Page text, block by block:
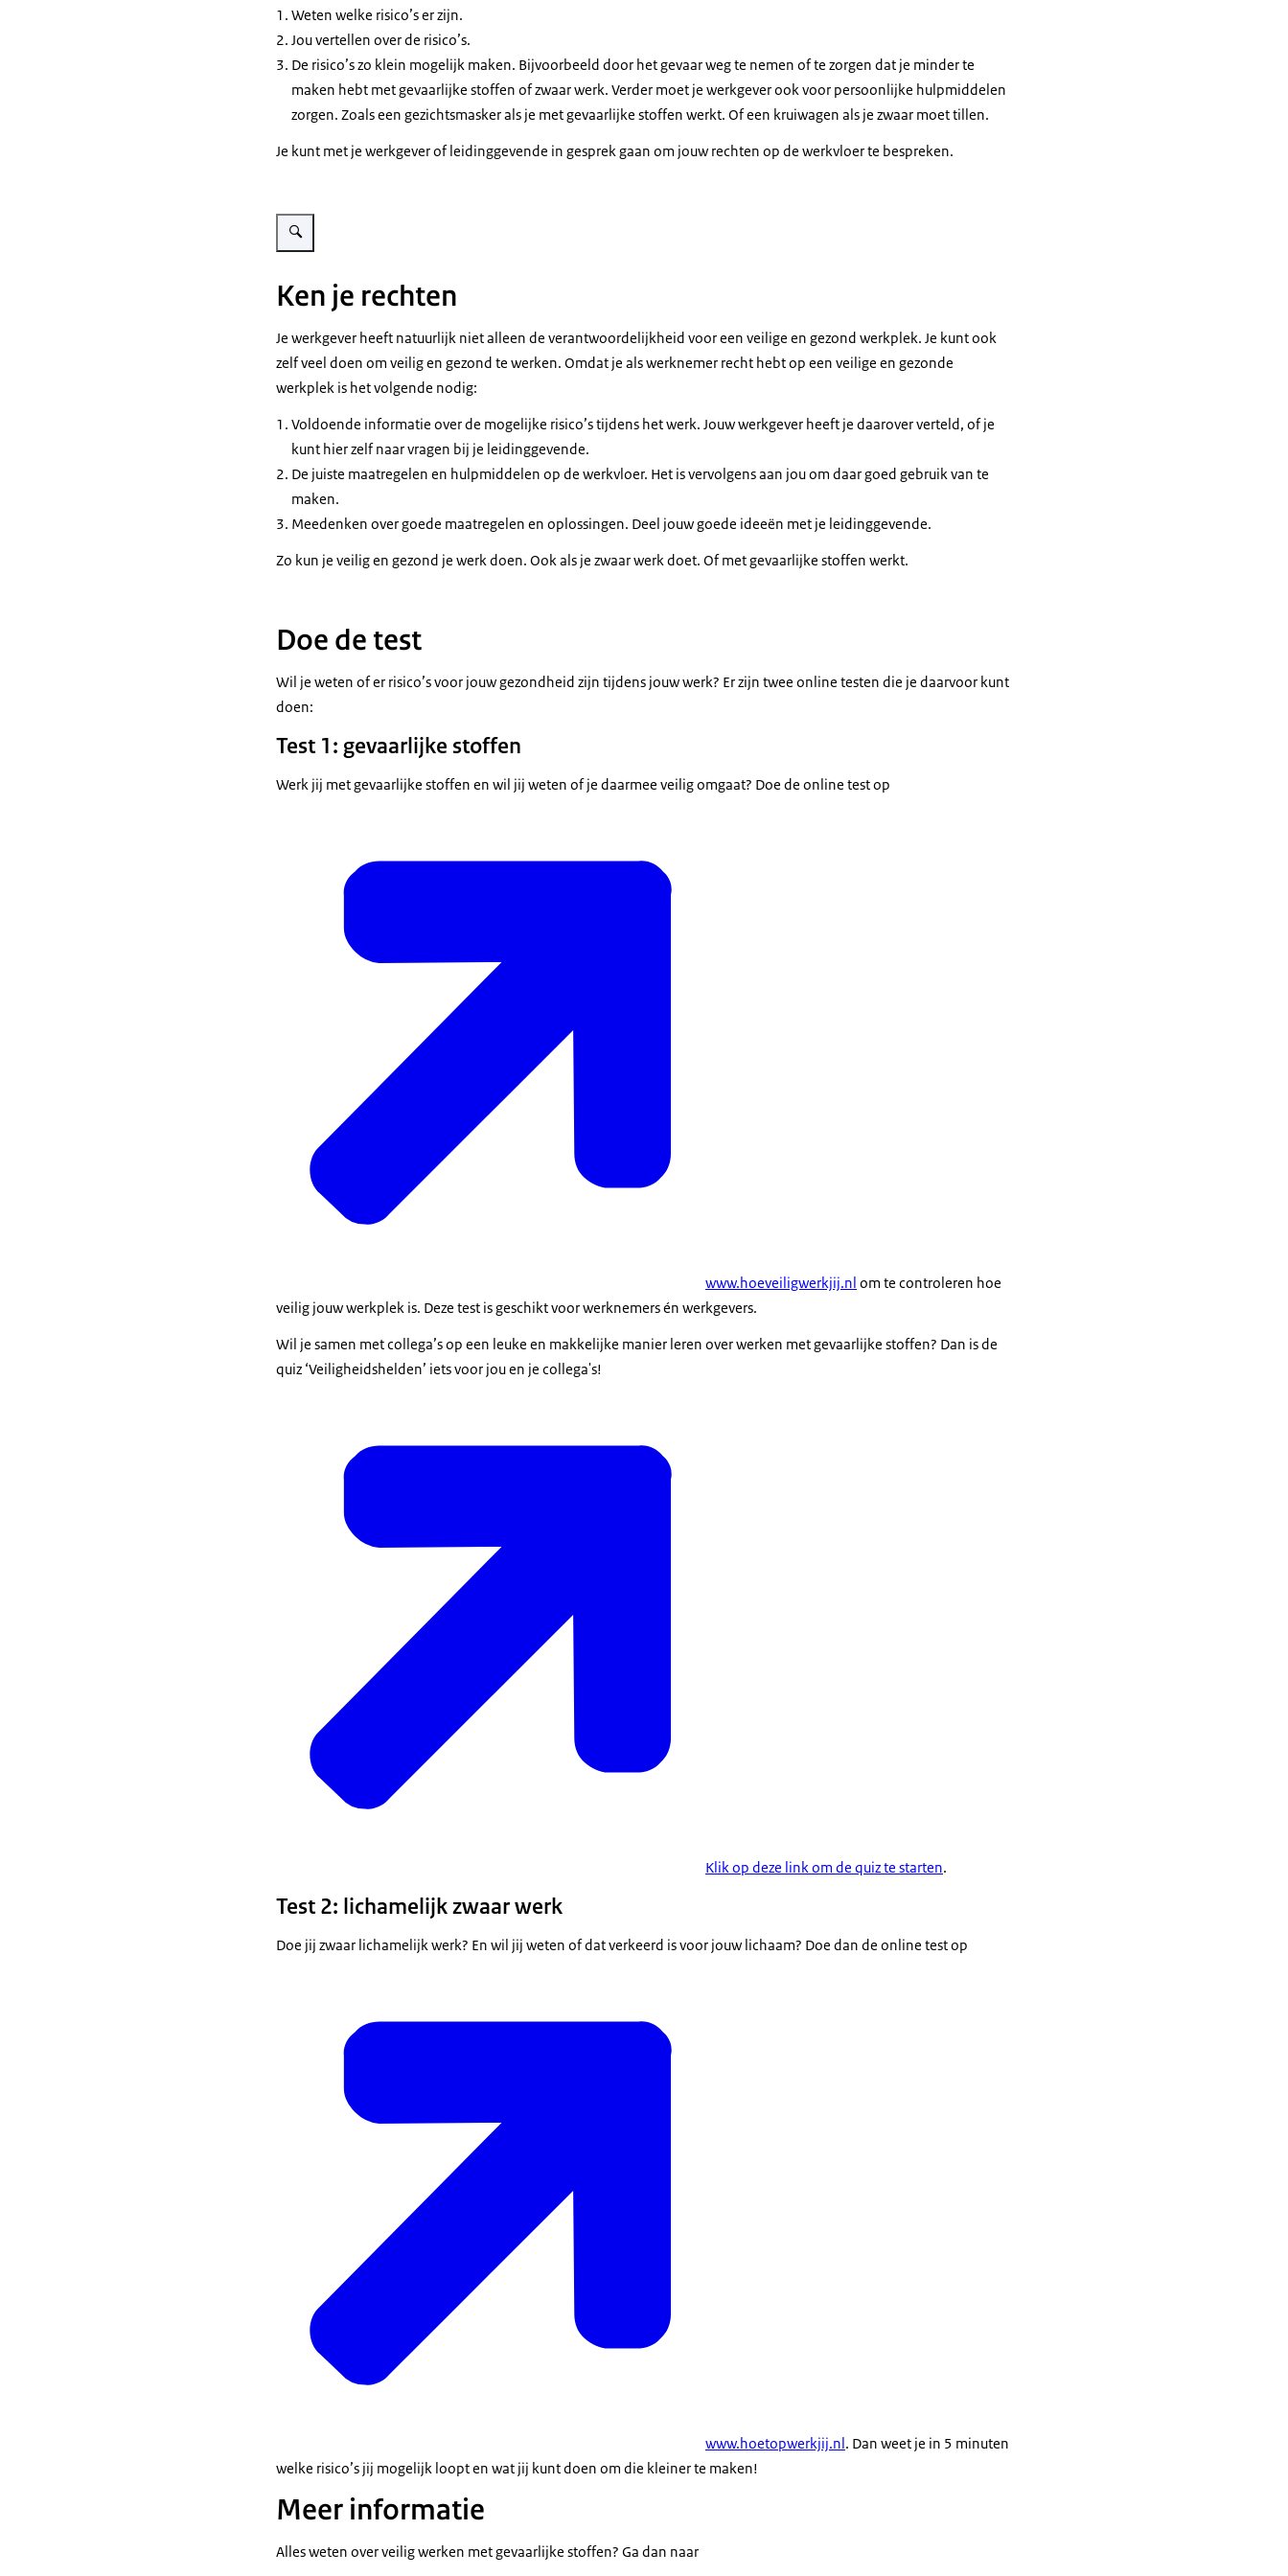
Download
Dan is het belangrijk dat je veilig werkt.
Je werkgever moet daarvoor zorgen.
Hij moet twee dingen doen.
1: Je werkgever moet weten dat de gevaren zijn.
Hij moet jou daarover vertellen.
Bijvoorbeeld dat je last kunt krijgen van je longen, als je gevaarlijke stoffen inademt.
Wil je meer weten? Ga naar www.hoewerkikveilig.nl.
Weten welke risico’s er zijn.
Jou vertellen over de risico’s.
De risico’s zo klein mogelijk maken. Bijvoorbeeld door het gevaar weg te nemen of te zorgen dat je minder te
maken hebt met gevaarlijke stoffen of zwaar werk. Verder moet je werkgever ook voor persoonlijke hulpmiddelen
zorgen. Zoals een gezichtsmasker als je met gevaarlijke stoffen werkt. Of een kruiwagen als je zwaar moet tillen.
Je kunt met je werkgever of leidinggevende in gesprek gaan om jouw rechten op de werkvloer te bespreken.
Vergroot afbeelding Illustratie van een werkgever in gesprek met een werknemer
Ken je rechten
Je werkgever heeft natuurlijk niet alleen de verantwoordelijkheid voor een veilige en gezond werkplek. Je kunt ook
zelf veel doen om veilig en gezond te werken. Omdat je als werknemer recht hebt op een veilige en gezonde
werkplek is het volgende nodig:
Voldoende informatie over de mogelijke risico’s tijdens het werk. Jouw werkgever heeft je daarover verteld, of je
kunt hier zelf naar vragen bij je leidinggevende.
De juiste maatregelen en hulpmiddelen op de werkvloer. Het is vervolgens aan jou om daar goed gebruik van te
maken.
Meedenken over goede maatregelen en oplossingen. Deel jouw goede ideeën met je leidinggevende.
Zo kun je veilig en gezond je werk doen. Ook als je zwaar werk doet. Of met gevaarlijke stoffen werkt.
Doe de test
Wil je weten of er risico’s voor jouw gezondheid zijn tijdens jouw werk? Er zijn twee online testen die je daarvoor kunt
doen:
Test 1: gevaarlijke stoffen
Werk jij met gevaarlijke stoffen en wil jij weten of je daarmee veilig omgaat? Doe de online test op
www.hoeveiligwerkjij.nl om te controleren hoe
veilig jouw werkplek is. Deze test is geschikt voor werknemers én werkgevers.
Wil je samen met collega’s op een leuke en makkelijke manier leren over werken met gevaarlijke stoffen? Dan is de
quiz ‘Veiligheidshelden’ iets voor jou en je collega's!
Klik op deze link om de quiz te starten.
Test 2: lichamelijk zwaar werk
Doe jij zwaar lichamelijk werk? En wil jij weten of dat verkeerd is voor jouw lichaam? Doe dan de online test op
www.hoetopwerkjij.nl. Dan weet je in 5 minuten
welke risico’s jij mogelijk loopt en wat jij kunt doen om die kleiner te maken!
Meer informatie
Alles weten over veilig werken met gevaarlijke stoffen? Ga dan naar